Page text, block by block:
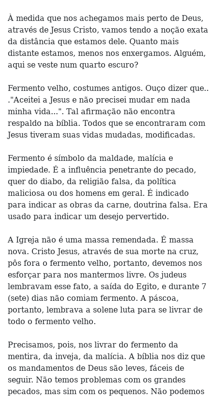
À medida que nos achegamos mais perto de Deus,
através de Jesus Cristo, vamos tendo a noção exata
da distância que estamos dele. Quanto mais
distante estamos, menos nos enxergamos. Alguém,
aqui se veste num quarto escuro?
Fermento velho, costumes antigos. Ouço dizer que..
."Aceitei a Jesus e não precisei mudar em nada
minha vida...". Tal afirmação não encontra
respaldo na bíblia. Todos que se encontraram com
Jesus tiveram suas vidas mudadas, modificadas.
Fermento é símbolo da maldade, malícia e
impiedade. É a influência penetrante do pecado,
quer do diabo, da religião falsa, da política
maliciosa ou dos homens em geral. É indicado
para indicar as obras da carne, doutrina falsa. Era
usado para indicar um desejo pervertido.
A Igreja não é uma massa remendada. É massa
nova. Cristo Jesus, através de sua morte na cruz,
pôs fora o fermento velho, portanto, devemos nos
esforçar para nos mantermos livre. Os judeus
lembravam esse fato, a saída do Egito, e durante 7
(sete) dias não comiam fermento. A páscoa,
portanto, lembrava a solene luta para se livrar de
todo o fermento velho.
Precisamos, pois, nos livrar do fermento da
mentira, da inveja, da malícia. A bíblia nos diz que
os mandamentos de Deus são leves, fáceis de
seguir. Não temos problemas com os grandes
pecados, mas sim com os pequenos. Não podemos